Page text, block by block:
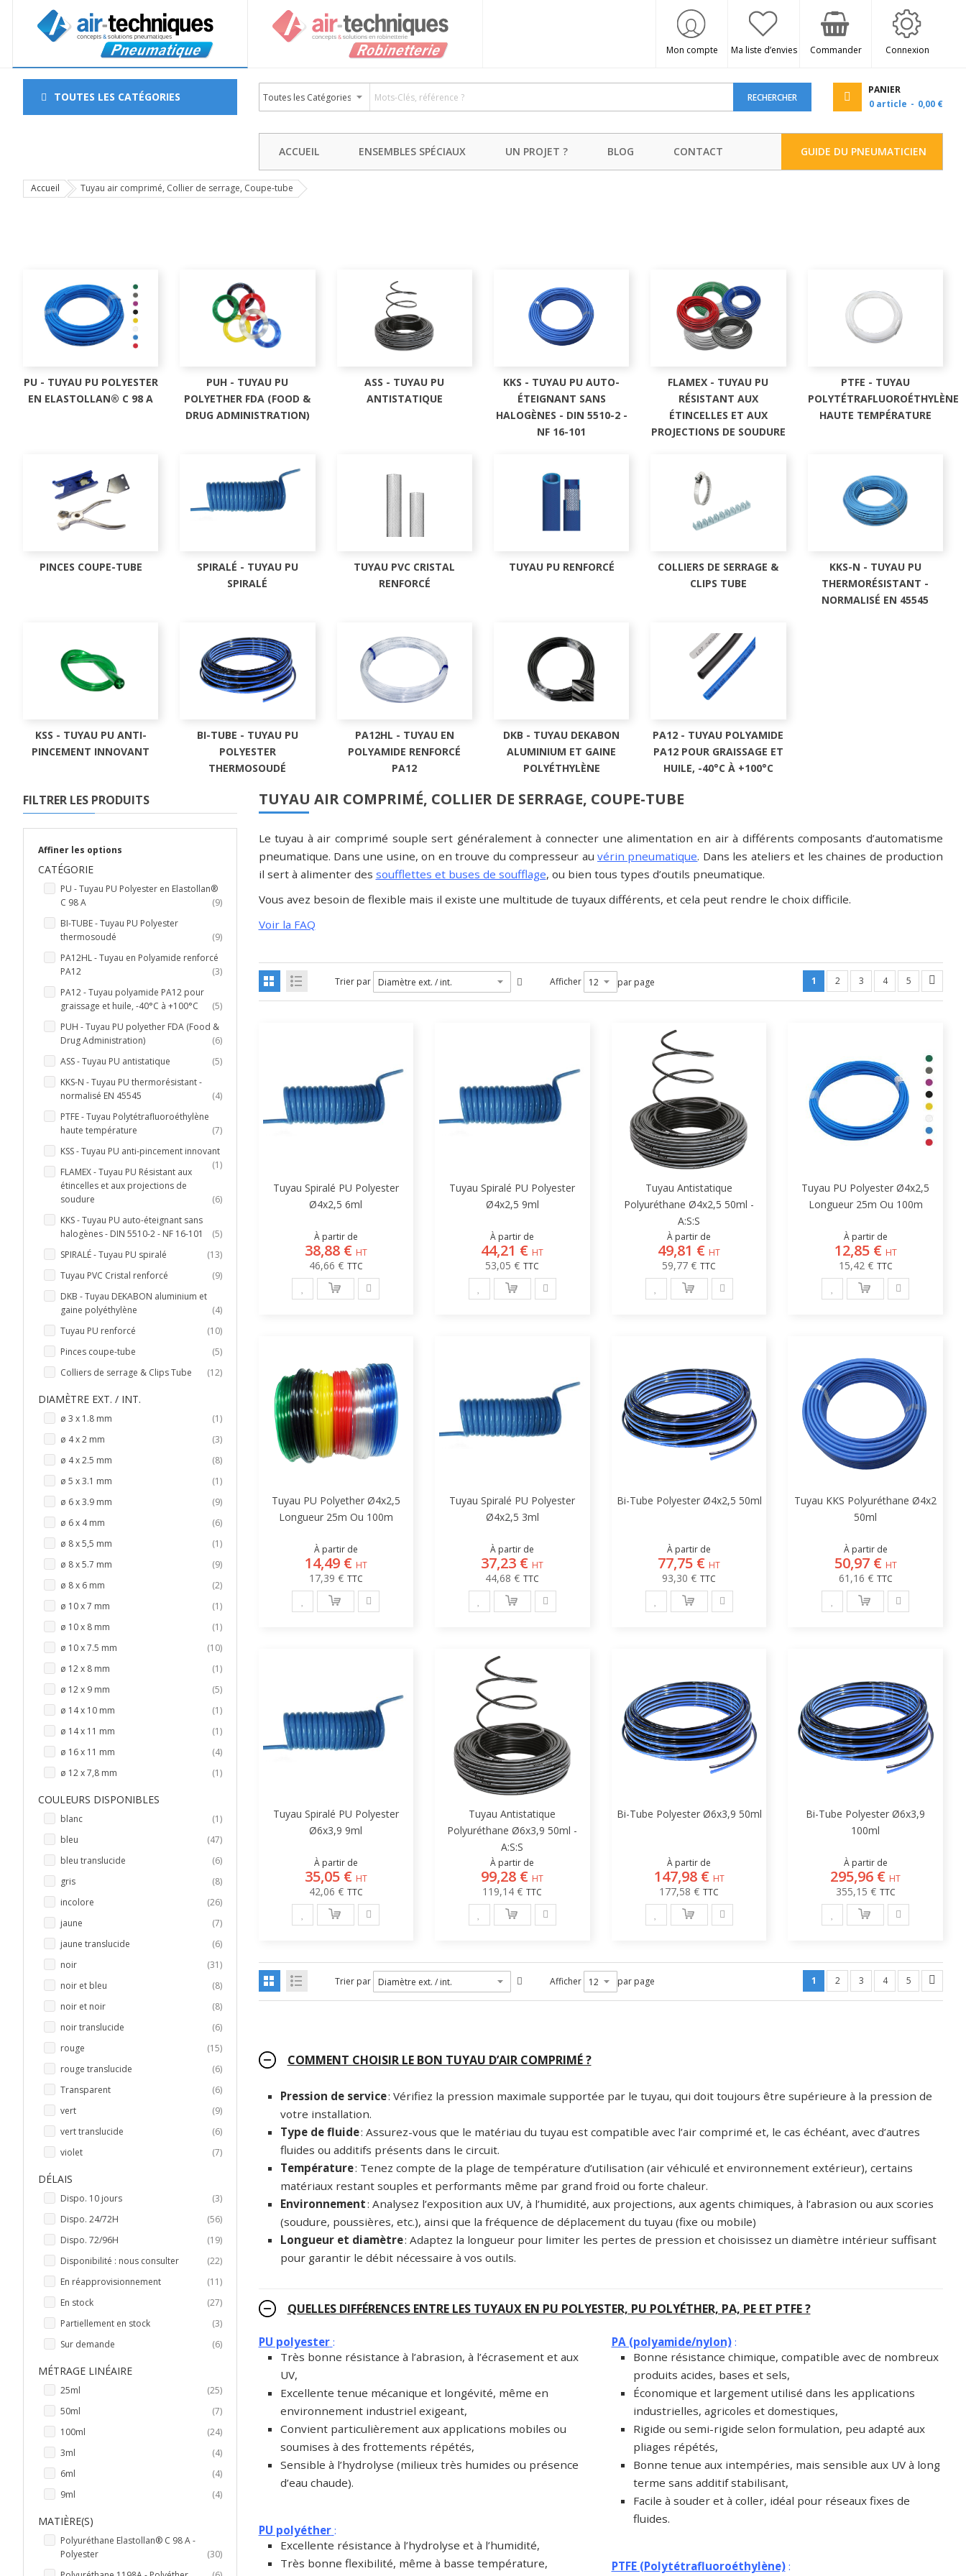
Mon compte Ma liste d’envies Commander Connexion
TOUTES LES CATÉGORIES RECHERCHER
PANIER
0article 0,00 €
ACCUEIL ENSEMBLES SPÉCIAUX UN PROJET ? BLOG CONTACT GUIDE DU PNEUMATICIEN
Accueil Tuyau air comprimé, Collier de serrage, Coupe-tube
PU - TUYAU PU POLYESTER
EN ELASTOLLAN® C 98 A
PUH - TUYAU PU
POLYETHER FDA (FOOD &
DRUG ADMINISTRATION)
ASS - TUYAU PU
ANTISTATIQUE
KKS - TUYAU PU AUTO-
ÉTEIGNANT SANS
HALOGÈNES - DIN 5510-2 -
NF 16-101
FLAMEX - TUYAU PU
RÉSISTANT AUX
ÉTINCELLES ET AUX
PROJECTIONS DE SOUDURE
PTFE - TUYAU
POLYTÉTRAFLUOROÉTHYLÈNE
HAUTE TEMPÉRATURE
PINCES COUPE-TUBE
SPIRALÉ - TUYAU PU
SPIRALÉ
TUYAU PVC CRISTAL
RENFORCÉ
TUYAU PU RENFORCÉ
COLLIERS DE SERRAGE &
CLIPS TUBE
KKS-N - TUYAU PU
THERMORÉSISTANT -
NORMALISÉ EN 45545
KSS - TUYAU PU ANTI-
PINCEMENT INNOVANT
BI-TUBE - TUYAU PU
POLYESTER
THERMOSOUDÉ
PA12HL - TUYAU EN
POLYAMIDE RENFORCÉ
PA12
DKB - TUYAU DEKABON
ALUMINIUM ET GAINE
POLYÉTHYLÈNE
PA12 - TUYAU POLYAMIDE
PA12 POUR GRAISSAGE ET
HUILE, -40°C À +100°C
TUYAU AIR COMPRIMÉ, COLLIER DE SERRAGE, COUPE-TUBE
Le tuyau à air comprimé souple sert généralement à connecter une alimentation en air à différents composants d’automatisme
pneumatique. Dans une usine, on en trouve du compresseur au vérin pneumatique. Dans les ateliers et les chaines de production
il sert à alimenter des soufflettes et buses de soufflage, ou bien tous types d’outils pneumatique.
Vous avez besoin de flexible mais il existe une multitude de tuyaux différents, et cela peut rendre le choix difficile.
Voir la FAQ
Trier par Afficher par page 1 2 3 4 5
Tuyau Spiralé PU Polyester
Ø4x2,5 6ml
À partir de
46,66 €
38,88 €
Tuyau Spiralé PU Polyester
Ø4x2,5 9ml
À partir de
53,05 €
44,21 €
Tuyau Antistatique
Polyuréthane Ø4x2,5 50ml -
A:S:S
À partir de
59,77 €
49,81 €
Tuyau PU Polyester Ø4x2,5
Longueur 25m Ou 100m
À partir de
15,42 €
12,85 €
Tuyau PU Polyether Ø4x2,5
Longueur 25m Ou 100m
À partir de
17,39 €
14,49 €
Tuyau Spiralé PU Polyester
Ø4x2,5 3ml
À partir de
44,68 €
37,23 €
Bi-Tube Polyester Ø4x2,5 50ml
À partir de
93,30 €
77,75 €
Tuyau KKS Polyuréthane Ø4x2
50ml
À partir de
61,16 €
50,97 €
Tuyau Spiralé PU Polyester
Ø6x3,9 9ml
À partir de
42,06 €
35,05 €
Tuyau Antistatique
Polyuréthane Ø6x3,9 50ml -
A:S:S
À partir de
119,14 €
99,28 €
Bi-Tube Polyester Ø6x3,9 50ml
À partir de
177,58 €
147,98 €
Bi-Tube Polyester Ø6x3,9
100ml
À partir de
355,15 €
295,96 €
Trier par Afficher par page 1 2 3 4 5
COMMENT CHOISIR LE BON TUYAU D’AIR COMPRIMÉ ?
Pression de service: Vérifiez la pression maximale supportée par le tuyau, qui doit toujours être supérieure à la pression de
votre installation.
Type de fluide: Assurez-vous que le matériau du tuyau est compatible avec l’air comprimé et, le cas échéant, avec d’autres
fluides ou additifs présents dans le circuit.
Température: Tenez compte de la plage de température d’utilisation (air véhiculé et environnement extérieur), certains
matériaux restant souples et performants même par grand froid ou forte chaleur.
Environnement: Analysez l’exposition aux UV, à l’humidité, aux projections, aux agents chimiques, à l’abrasion ou aux scories
(soudure, poussières, etc.), ainsi que la fréquence de déplacement du tuyau (fixe ou mobile)
Longueur et diamètre: Adaptez la longueur pour limiter les pertes de pression et choisissez un diamètre intérieur suffisant
pour garantir le débit nécessaire à vos outils.
QUELLES DIFFÉRENCES ENTRE LES TUYAUX EN PU POLYESTER, PU POLYÉTHER, PA, PE ET PTFE ?
PU polyester :
Très bonne résistance à l’abrasion, à l’écrasement et aux
UV,
Excellente tenue mécanique et longévité, même en
environnement industriel exigeant,
Convient particulièrement aux applications mobiles ou
soumises à des frottements répétés,
Sensible à l’hydrolyse (milieux très humides ou présence
d’eau chaude).
PU polyéther :
Excellente résistance à l’hydrolyse et à l’humidité,
Très bonne flexibilité, même à basse température,
PA (polyamide/nylon) :
Bonne résistance chimique, compatible avec de nombreux
produits acides, bases et sels,
Économique et largement utilisé dans les applications
industrielles, agricoles et domestiques,
Rigide ou semi-rigide selon formulation, peu adapté aux
pliages répétés,
Bonne tenue aux intempéries, mais sensible aux UV à long
terme sans additif stabilisant,
Facile à souder et à coller, idéal pour réseaux fixes de
fluides.
PTFE (Polytétrafluoroéthylène):
FILTRER LES PRODUITS
Affiner les options
CATÉGORIE
PU - Tuyau PU Polyester en Elastollan®
C 98 A
9articles
BI-TUBE - Tuyau PU Polyester
thermosoudé
9articles
PA12HL - Tuyau en Polyamide renforcé
PA12
3articles
PA12 - Tuyau polyamide PA12 pour
graissage et huile, -40°C à +100°C
5articles
PUH - Tuyau PU polyether FDA (Food &
Drug Administration)
6articles
ASS - Tuyau PU antistatique
5articles
KKS-N - Tuyau PU thermorésistant -
normalisé EN 45545
4articles
PTFE - Tuyau Polytétrafluoroéthylène
haute température
7articles
KSS - Tuyau PU anti-pincement innovant
1article
FLAMEX - Tuyau PU Résistant aux
étincelles et aux projections de
soudure
6articles
KKS - Tuyau PU auto-éteignant sans
halogènes - DIN 5510-2 - NF 16-101
5articles
SPIRALÉ - Tuyau PU spiralé
13articles
Tuyau PVC Cristal renforcé
9articles
DKB - Tuyau DEKABON aluminium et
gaine polyéthylène
4articles
Tuyau PU renforcé
10articles
Pinces coupe-tube
5articles
Colliers de serrage & Clips Tube
12articles
DIAMÈTRE EXT. / INT.
ø 3 x 1.8 mm 1article
ø 4 x 2 mm
3articles
ø 4 x 2.5 mm
8articles
ø 5 x 3.1 mm
1article
ø 6 x 3.9 mm
9articles
ø 6 x 4 mm
6articles
ø 8 x 5,5 mm
1article
ø 8 x 5.7 mm
9articles
ø 8 x 6 mm
2articles
ø 10 x 7 mm
1article
ø 10 x 8 mm
1article
ø 10 x 7.5 mm
10articles
ø 12 x 8 mm
1article
ø 12 x 9 mm
5articles
ø 14 x 10 mm
1article
ø 14 x 11 mm
1article
ø 16 x 11 mm
4articles
ø 12 x 7,8 mm
1article
COULEURS DISPONIBLES
blanc 1article
bleu
47articles
bleu translucide
6articles
gris
8articles
incolore
26articles
jaune
7articles
jaune translucide
6articles
noir
31articles
noir et bleu
8articles
noir et noir
8articles
noir translucide
6articles
rouge
15articles
rouge translucide
6articles
Transparent
6articles
vert
9articles
vert translucide
6articles
violet
7articles
DÉLAIS
Dispo. 10 jours 3articles
Dispo. 24/72H
56articles
Dispo. 72/96H
19articles
Disponibilité : nous consulter
22articles
En réapprovisionnement
11articles
En stock
27articles
Partiellement en stock
3articles
Sur demande
6articles
MÉTRAGE LINÉAIRE
25ml 25articles
50ml
7articles
100ml
24articles
3ml
4articles
6ml
4articles
9ml
4articles
MATIÈRE(S)
Polyuréthane Elastollan® C 98 A -
Polyester
30articles